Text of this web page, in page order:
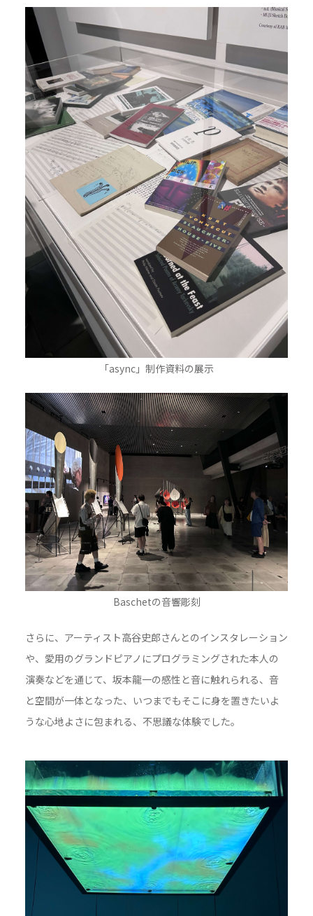
「async」制作資料の展示
Baschetの音響彫刻
さらに、アーティスト高谷史郎さんとのインスタレーション
や、愛用のグランドピアノにプログラミングされた本人の
演奏などを通じて、坂本龍一の感性と音に触れられる、音
と空間が一体となった、いつまでもそこに身を置きたいよ
うな心地よさに包まれる、不思議な体験でした。